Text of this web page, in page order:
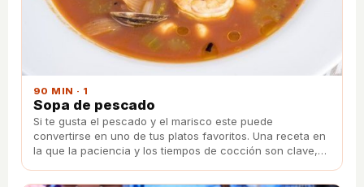
90 MIN · 1
Sopa de pescado
Si te gusta el pescado y el marisco este puede
convertirse en uno de tus platos favoritos. Una receta en
la que la paciencia y los tiempos de cocción son clave,